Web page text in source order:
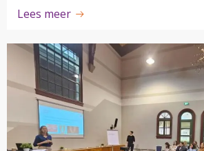
Lees meer